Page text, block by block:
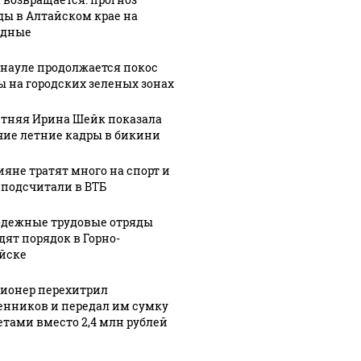
в
13 декабря, 12:30
Как большой
позволит
улучшить
барнаульцев.
Инфографика
в Алтайском крае на
продолжается покос
на городских зеленых зонах
Ирина Шейк показала
летние кадры в бикини
тратят много на спорт и
в ВТБ
трудовые отряды
порядок в Горно-
перехитрил
и передал им сумку
вместо 2,4 млн рублей